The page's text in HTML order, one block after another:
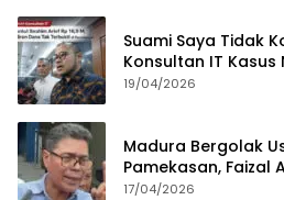
Suami Saya Tidak
Konsultan IT Kasus
Tahun
19/04/2026
Madura Bergolak
Pamekasan, Faizal
Bongkar Permainan
17/04/2026